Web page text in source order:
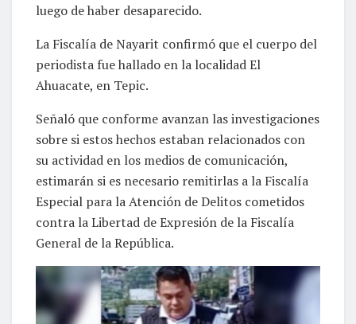
luego de haber desaparecido.
La Fiscalía de Nayarit confirmó que el cuerpo del
periodista fue hallado en la localidad El
Ahuacate, en Tepic.
Señaló que conforme avanzan las investigaciones
sobre si estos hechos estaban relacionados con
su actividad en los medios de comunicación,
estimarán si es necesario remitirlas a la Fiscalía
Especial para la Atención de Delitos cometidos
contra la Libertad de Expresión de la Fiscalía
General de la República.